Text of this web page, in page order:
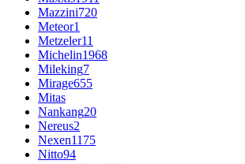
Mazzini720
Meteor1
Metzeler11
Michelin1968
Mileking7
Mirage655
Mitas
Nankang20
Nereus2
Nexen1175
Nitto94